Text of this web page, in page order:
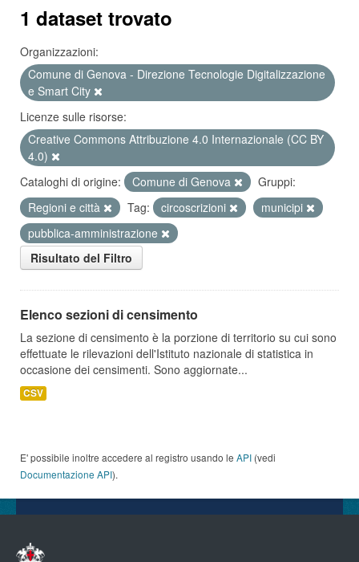
1 dataset trovato
Organizzazioni:
Comune di Genova - Direzione Tecnologie Digitalizzazione
e Smart City
Licenze sulle risorse:
Creative Commons Attribuzione 4.0 Internazionale (CC BY
4.0)
Cataloghi di origine:
Comune di Genova
Gruppi:
Regioni e città
Tag: circoscrizioni
municipi
pubblica-amministrazione
Risultato del Filtro
Elenco sezioni di censimento
La sezione di censimento è la porzione di territorio su cui sono
effettuate le rilevazioni dell'Istituto nazionale di statistica in
occasione dei censimenti. Sono aggiornate...
CSV
E' possibile inoltre accedere al registro usando le API (vedi
Documentazione API).